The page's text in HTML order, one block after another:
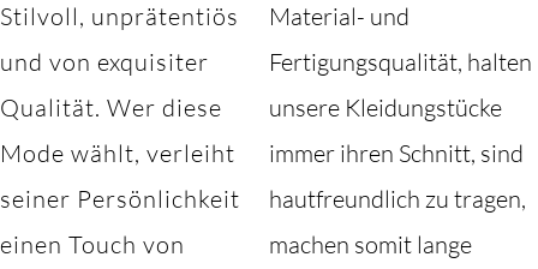
Stilvoll, unprätentiös
und von exquisiter
Qualität. Wer diese
Mode wählt, verleiht
seiner Persönlichkeit
einen Touch von
Material- und
Fertigungsqualität, halten
unsere Kleidungstücke
immer ihren Schnitt, sind
hautfreundlich zu tragen,
machen somit lange